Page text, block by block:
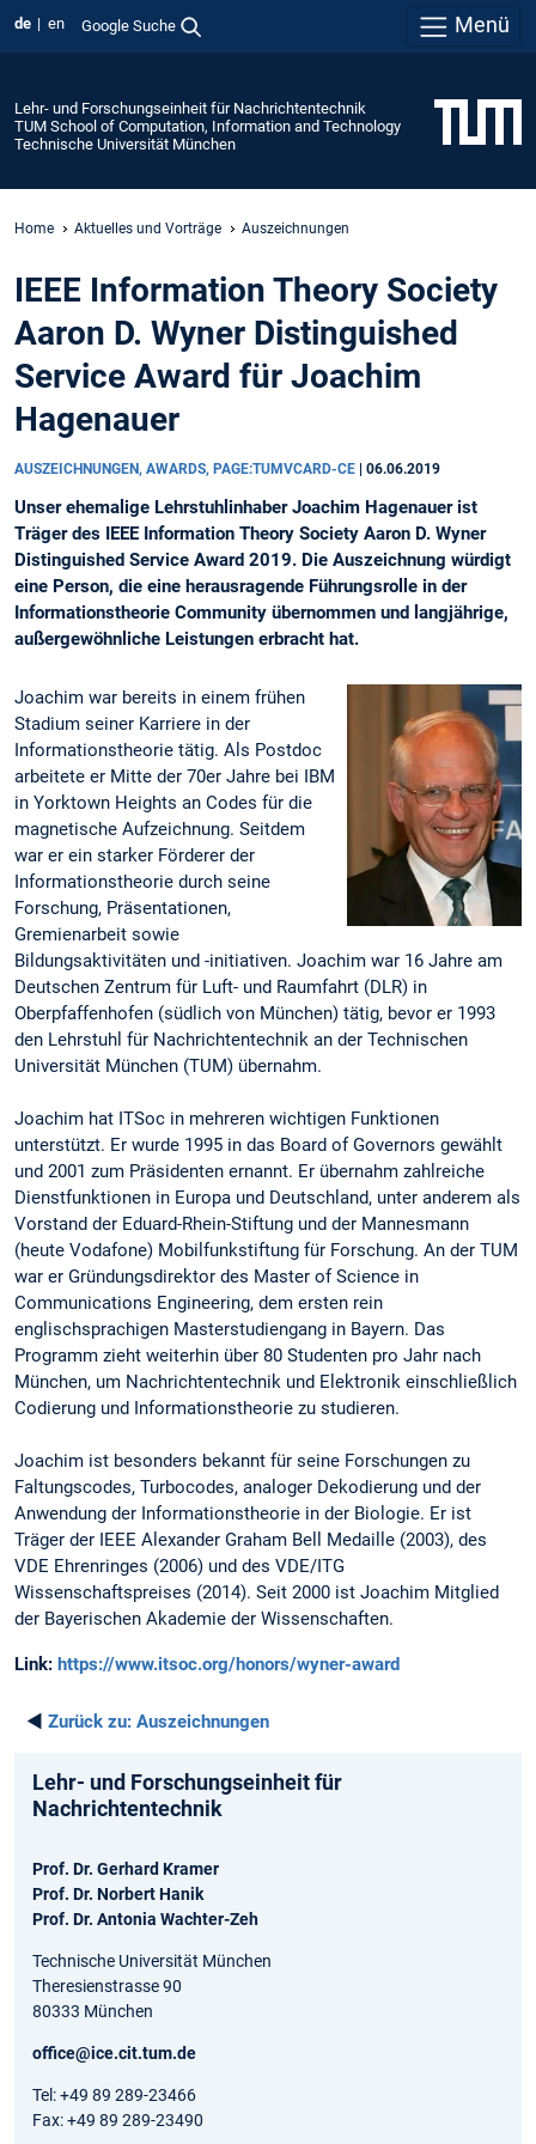
de en Google Suche Menü
Lehr- und Forschungseinheit für Nachrichtentechnik
TUM School of Computation, Information and Technology
Technische Universität München
Home Aktuelles und Vorträge Auszeichnungen
IEEE Information Theory Society
Aaron D. Wyner Distinguished
Service Award für Joachim
Hagenauer
AUSZEICHNUNGEN, AWARDS, PAGE:TUMVCARD-CE 06.06.2019
Unser ehemalige Lehrstuhlinhaber Joachim Hagenauer ist
Träger des IEEE Information Theory Society Aaron D. Wyner
Distinguished Service Award 2019. Die Auszeichnung würdigt
eine Person, die eine herausragende Führungsrolle in der
Informationstheorie Community übernommen und langjährige,
außergewöhnliche Leistungen erbracht hat.
Joachim war bereits in einem frühen
Stadium seiner Karriere in der
Informationstheorie tätig. Als Postdoc
arbeitete er Mitte der 70er Jahre bei IBM
in Yorktown Heights an Codes für die
magnetische Aufzeichnung. Seitdem
war er ein starker Förderer der
Informationstheorie durch seine
Forschung, Präsentationen,
Gremienarbeit sowie
Bildungsaktivitäten und -initiativen. Joachim war 16 Jahre am
Deutschen Zentrum für Luft- und Raumfahrt (DLR) in
Oberpfaffenhofen (südlich von München) tätig, bevor er 1993
den Lehrstuhl für Nachrichtentechnik an der Technischen
Universität München (TUM) übernahm.
Joachim hat ITSoc in mehreren wichtigen Funktionen
unterstützt. Er wurde 1995 in das Board of Governors gewählt
und 2001 zum Präsidenten ernannt. Er übernahm zahlreiche
Dienstfunktionen in Europa und Deutschland, unter anderem als
Vorstand der Eduard-Rhein-Stiftung und der Mannesmann
(heute Vodafone) Mobilfunkstiftung für Forschung. An der TUM
war er Gründungsdirektor des Master of Science in
Communications Engineering, dem ersten rein
englischsprachigen Masterstudiengang in Bayern. Das
Programm zieht weiterhin über 80 Studenten pro Jahr nach
München, um Nachrichtentechnik und Elektronik einschließlich
Codierung und Informationstheorie zu studieren.
Joachim ist besonders bekannt für seine Forschungen zu
Faltungscodes, Turbocodes, analoger Dekodierung und der
Anwendung der Informationstheorie in der Biologie. Er ist
Träger der IEEE Alexander Graham Bell Medaille (2003), des
VDE Ehrenringes (2006) und des VDE/ITG
Wissenschaftspreises (2014). Seit 2000 ist Joachim Mitglied
der Bayerischen Akademie der Wissenschaften.
Link: https://www.itsoc.org/honors/wyner-award
◄ Zurück zu: Auszeichnungen
Lehr- und Forschungseinheit für
Nachrichtentechnik
Prof. Dr. Gerhard Kramer
Prof. Dr. Norbert Hanik
Prof. Dr. Antonia Wachter-Zeh
Technische Universität München
Theresienstrasse 90
80333 München
office@ice.cit.tum.de
Tel: +49 89 289-23466
Fax: +49 89 289-23490